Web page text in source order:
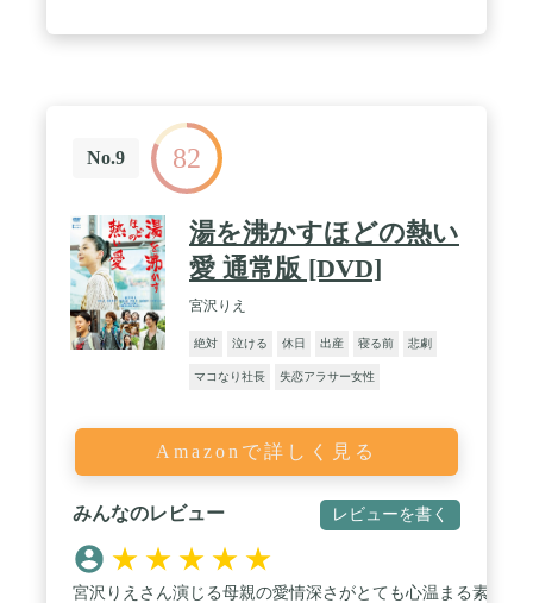
No.9 82
湯を沸かすほどの熱い
愛 通常版 [DVD]
宮沢りえ
絶対 泣ける 休日 出産 寝る前 悲劇
マコなり社長 失恋アラサー女性
Amazonで詳しく見る
みんなのレビュー レビューを書く
★ ★ ★ ★ ★
宮沢りえさん演じる母親の愛情深さがとても心温まる素